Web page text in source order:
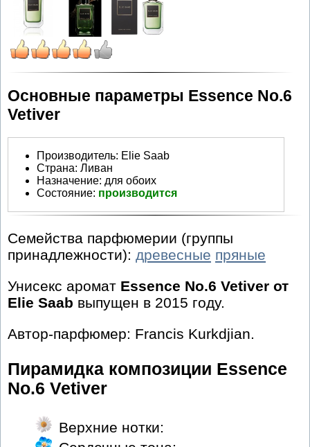
Основные параметры Essence No.6
Vetiver
Производитель: Elie Saab
Страна: Ливан
Назначение: для обоих
Состояние: производится
Семейства парфюмерии (группы
принадлежности): древесные пряные
Унисекс аромат Essence No.6 Vetiver от
Elie Saab выпущен в 2015 году.
Автор-парфюмер: Francis Kurkdjian.
Пирамидка композиции Essence
No.6 Vetiver
Верхние нотки: